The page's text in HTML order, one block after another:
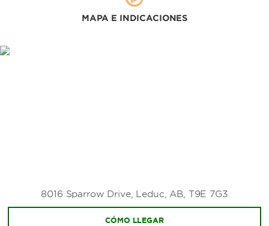
MAPA E INDICACIONES
8016 Sparrow Drive, Leduc, AB, T9E 7G3
CÓMO LLEGAR